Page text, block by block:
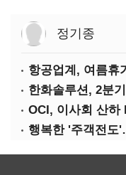
정기종
항공업계, 여름
한화솔루션, 2분
OCI, 이사회 산하
행복한 '주객전도